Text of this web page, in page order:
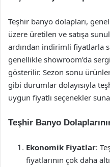
Teşhir banyo dolapları,
üzere üretilen ve satışa
ardından indirimli fiyatlarla
genellikle showroom’da
gösterilir. Sezon sonu
gibi durumlar dolayısıyla
uygun fiyatlı seçenekler
Teşhir Banyo
Ekonomik Fiyatlar:
fiyatlarının çok daha